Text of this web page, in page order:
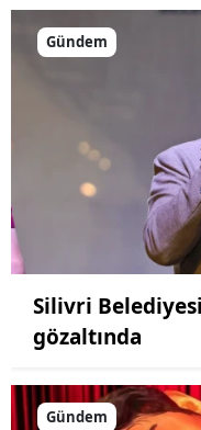
Gündem
Silivri
gözaltında
Gündem